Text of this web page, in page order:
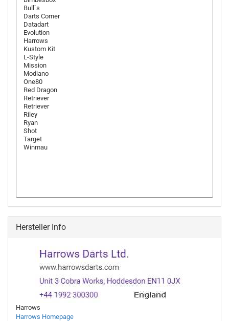
Hersteller Info
Harrows
Harrows Homepage